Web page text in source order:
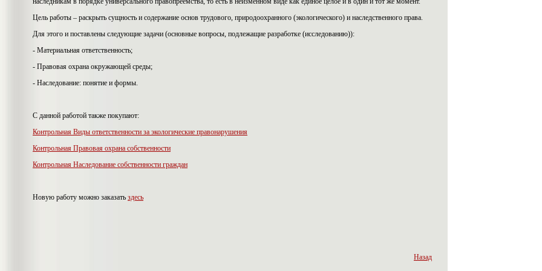
Цель работы – раскрыть сущность и содержание основ трудового, природоохранного (экологического) и наследственного права.
Для этого и поставлены следующие задачи (основные вопросы, подлежащие разработке (исследованию)):
- Материальная ответственность;
- Правовая охрана окружающей среды;
- Наследование: понятие и формы.
С данной работой также покупают:
Контрольная Виды ответственности за экологические правонарушения
Контрольная Правовая охрана собственности
Контрольная Наследование собственности граждан
Новую работу можно заказать здесь
Назад